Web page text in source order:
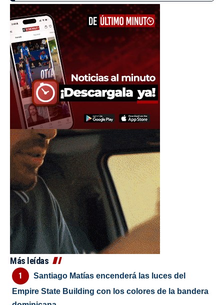
Más leídas
Santiago Matías encenderá las luces del
Empire State Building con los colores de la bandera